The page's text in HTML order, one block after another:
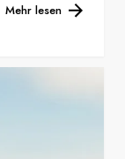
Mehr lesen